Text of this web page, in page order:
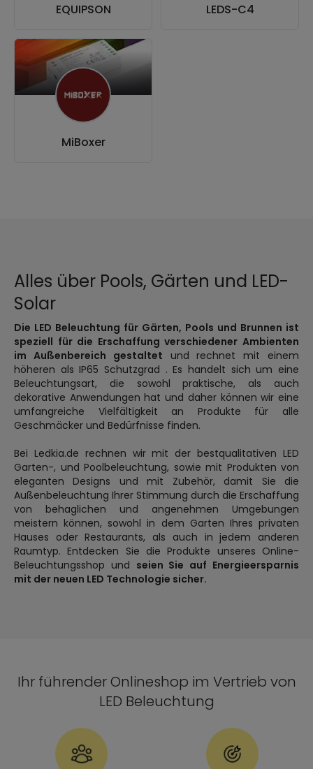
EQUIPSON LEDS-C4
MiBoxer
Alles über Pools, Gärten und LED-
Solar
Die LED Beleuchtung für Gärten, Pools und Brunnen ist
speziell für die Erschaffung verschiedener Ambienten
im Außenbereich gestaltet und rechnet mit einem
höheren als IP65 Schutzgrad . Es handelt sich um eine
Beleuchtungsart, die sowohl praktische, als auch
dekorative Anwendungen hat und daher können wir eine
umfangreiche Vielfältigkeit an Produkte für alle
Geschmäcker und Bedürfnisse finden.
Bei Ledkia.de rechnen wir mit der bestqualitativen LED
Garten-, und Poolbeleuchtung, sowie mit Produkten von
eleganten Designs und mit Zubehör, damit Sie die
Außenbeleuchtung Ihrer Stimmung durch die Erschaffung
von behaglichen und angenehmen Umgebungen
meistern können, sowohl in dem Garten Ihres privaten
Hauses oder Restaurants, als auch in jedem anderen
Raumtyp. Entdecken Sie die Produkte unseres Online-
Beleuchtungsshop und seien Sie auf Energieersparnis
mit der neuen LED Technologie sicher.
Ihr führender Onlineshop im Vertrieb von
LED Beleuchtung